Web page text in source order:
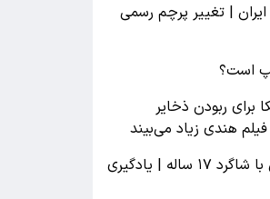
| تغییر پرچم رسمی
است؟
برای ربودن ذخایر
هندی زیاد می‌بیند
رسوایی جنسی معلم زن با شاگرد ۱۷ ساله | یادگیری